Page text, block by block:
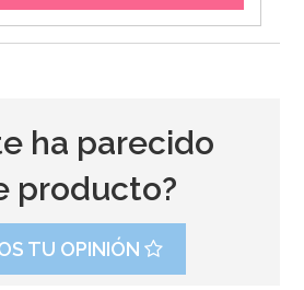
ha parecido
producto?
TU OPINIÓN